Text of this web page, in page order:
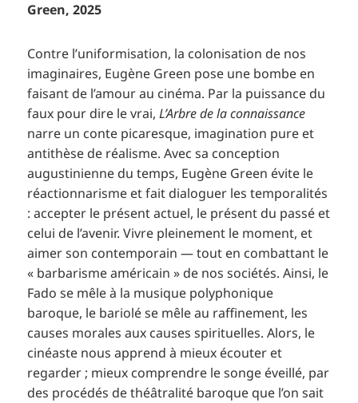
Green, 2025
Contre l’uniformisation, la colonisation de nos
imaginaires, Eugène Green pose une bombe en
faisant de l’amour au cinéma. Par la puissance du
faux pour dire le vrai,L’Arbre de la connaissance
narre un conte picaresque, imagination pure et
antithèse de réalisme. Avec sa conception
augustinienne du temps, Eugène Green évite le
réactionnarisme et fait dialoguer les temporalités
: accepter le présent actuel, le présent du passé et
celui de l’avenir. Vivre pleinement le moment, et
aimer son contemporain — tout en combattant le
« barbarisme américain » de nos sociétés. Ainsi, le
Fado se mêle à la musique polyphonique
baroque, le bariolé se mêle au raffinement, les
causes morales aux causes spirituelles. Alors, le
cinéaste nous apprend à mieux écouter et
regarder ; mieux comprendre le songe éveillé, par
des procédés de théâtralité baroque que l’on sait